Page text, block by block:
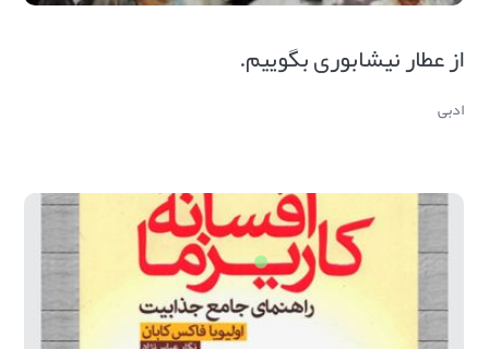
از عطار نیشابوری بگوییم.
ادبی